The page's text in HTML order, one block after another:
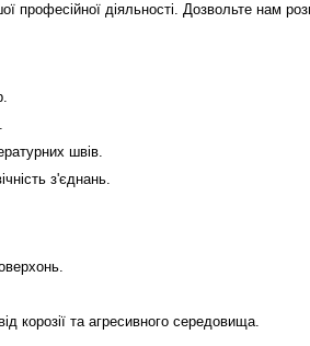
професійної діяльності. Дозвольте нам
швів.
з'єднань.
корозії та агресивного середовища.